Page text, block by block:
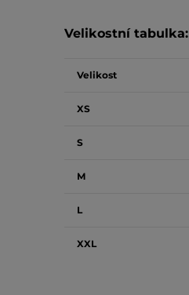
Velikostní tabulka:
Velikost
XS
S
M
L
XXL